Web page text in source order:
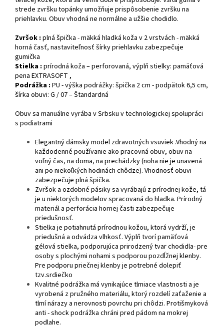
strede zvršku topánky umožňuje prispôsobenie zvršku na
priehlavku. Obuv vhodná ne normálne a užšie chodidlo.
Zvršok : plná špička - mäkká hladká koža v 2 vrstvách - mäkká
horná časť, nastaviteľnosť šírky priehlavku zabezpečuje
gumička
Stielka : prírodná koža – perforovaná, výplň stielky: pamäťová
pena EXTRASOFT ,
Podrážka : PU - výška podrážky: špička 2 cm - podpätok 6,5 cm,
šírka obuvi: G / 07 – Štandardná
Obuv sa manuálne vyrába v Srbsku v technologickej spolupráci
s podiatrami
Elegantný dámsky model zdravotných vsuviek .Vhodný na
každodenné používanie ako pracovná obuv, obuv na
voľný čas, na doma, na prechádzky (noha nie je unavená
ani po niekoľkých hodinách chôdze). Vhodnosť obuvi
zabezpečuje plná špička.
Zvršok a ozdobné pásiky sa vyrábajú z prírodnej kože, tá
je u niektorých modelov spracovaná do hladka. Prírodný
materiál a perforácia hornej časti zabezpečuje
priedušnosť.
Stielka je potiahnutá prírodnou kožou, ktorá vydrží, je
priedušná a odvádza vlhkosť. Výplň tvorí pamäťová
gélová stielka, podporujúca prirodzený tvar chodidla- pre
osoby s plochými nohami s podporou pozdĺžnej klenby.
Pre podporu priečnej klenby je potrebné dolepiť
tzv.srdiečko
Kvalitné podrážka má vynikajúce tlmiace vlastnosti a je
vyrobená z pružného materiálu, ktorý rozdelí zaťaženie a
tlmí nárazy a nerovnosti povrchu pri chôdzi. Protišmyková
anti - shock podrážka chráni pred pádom na mokrej
podlahe.